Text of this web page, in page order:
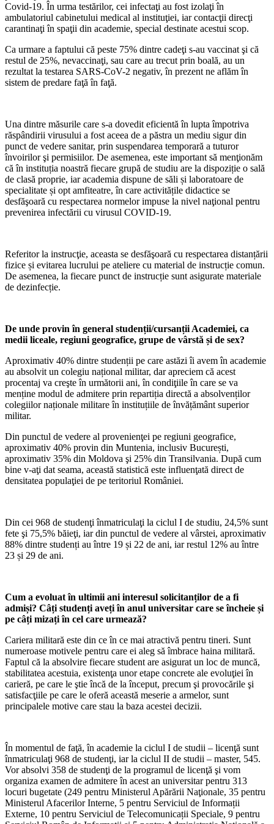
Covid-19. În urma testărilor, cei infectaţi au fost izolaţi în
ambulatoriul cabinetului medical al instituţiei, iar contacţii direcţi
carantinaţi în spaţii din academie, special destinate acestui scop.
Ca urmare a faptului că peste 75% dintre cadeţi s-au vaccinat şi că
restul de 25%, nevaccinaţi, sau care au trecut prin boală, au un
rezultat la testarea SARS-CoV-2 negativ, în prezent ne aflăm în
sistem de predare faţă în faţă.
Una dintre măsurile care s-a dovedit eficientă în lupta împotriva
răspândirii virusului a fost aceea de a păstra un mediu sigur din
punct de vedere sanitar, prin suspendarea temporară a tuturor
învoirilor şi permisiilor. De asemenea, este important să menţionăm
că în instituția noastră fiecare grupă de studiu are la dispoziție o sală
de clasă proprie, iar academia dispune de săli și laboratoare de
specialitate și opt amfiteatre, în care activitățile didactice se
desfăşoară cu respectarea normelor impuse la nivel naţional pentru
prevenirea infectării cu virusul COVID-19.
Referitor la instrucţie, aceasta se desfăşoară cu respectarea distanțării
fizice și evitarea lucrului pe ateliere cu material de instrucție comun.
De asemenea, la fiecare punct de instrucție sunt asigurate materiale
de dezinfecție.
De unde provin în general studenții/cursanții Academiei, ca
medii liceale, regiuni geografice, grupe de vârstă și de sex?
Aproximativ 40% dintre studenții pe care astăzi îi avem în academie
au absolvit un colegiu național militar, dar apreciem că acest
procentaj va creşte în următorii ani, în condiţiile în care se va
menține modul de admitere prin repartiția directă a absolvenților
colegiilor naționale militare în instituțiile de învățământ superior
militar.
Din punctul de vedere al provenienţei pe regiuni geografice,
aproximativ 40% provin din Muntenia, inclusiv București,
aproximativ 35% din Moldova şi 25% din Transilvania. După cum
bine v-aţi dat seama, această statistică este influenţată direct de
densitatea populaţiei de pe teritoriul României.
Din cei 968 de studenţi înmatriculaţi la ciclul I de studiu, 24,5% sunt
fete şi 75,5% băieţi, iar din punctul de vedere al vârstei, aproximativ
88% dintre studenți au între 19 și 22 de ani, iar restul 12% au între
23 și 29 de ani.
Cum a evoluat în ultimii ani interesul solicitanților de a fi
admiși? Câți studenți aveți în anul universitar care se încheie și
pe câți mizați în cel care urmează?
Cariera militară este din ce în ce mai atractivă pentru tineri. Sunt
numeroase motivele pentru care ei aleg să îmbrace haina militară.
Faptul că la absolvire fiecare student are asigurat un loc de muncă,
stabilitatea acestuia, existenţa unor etape concrete ale evoluţiei în
carieră, pe care le ştie încă de la început, precum şi provocările şi
satisfacţiile pe care le oferă această meserie a armelor, sunt
principalele motive care stau la baza acestei decizii.
În momentul de faţă, în academie la ciclul I de studii – licenţă sunt
înmatriculaţi 968 de studenţi, iar la ciclul II de studii – master, 545.
Vor absolvi 358 de studenţi de la programul de licenţă şi vom
organiza examen de admitere în acest an universitar pentru 313
locuri bugetate (249 pentru Ministerul Apărării Naţionale, 35 pentru
Ministerul Afacerilor Interne, 5 pentru Serviciul de Informații
Externe, 10 pentru Serviciul de Telecomunicații Speciale, 9 pentru